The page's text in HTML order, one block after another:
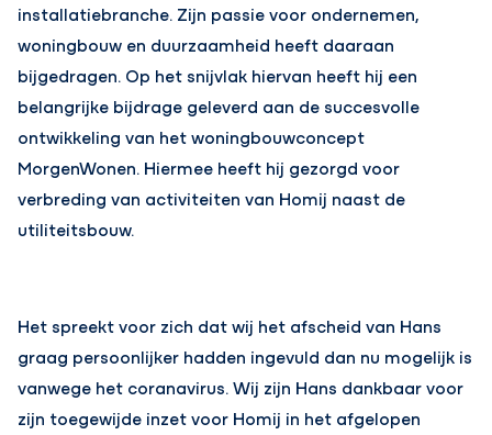
installatiebranche. Zijn passie voor ondernemen,
woningbouw en duurzaamheid heeft daaraan
bijgedragen. Op het snijvlak hiervan heeft hij een
belangrijke bijdrage geleverd aan de succesvolle
ontwikkeling van het woningbouwconcept
MorgenWonen. Hiermee heeft hij gezorgd voor
verbreding van activiteiten van Homij naast de
utiliteitsbouw.
Het spreekt voor zich dat wij het afscheid van Hans
graag persoonlijker hadden ingevuld dan nu mogelijk is
vanwege het coranavirus. Wij zijn Hans dankbaar voor
zijn toegewijde inzet voor Homij in het afgelopen